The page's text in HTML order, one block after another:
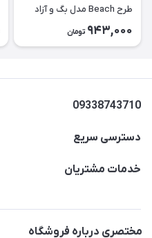
طرح Beach مدل بگ و آزاد
943,000 تومان
09338743710
دسترسی سریع
حساب کاربری
لیست محصولات
خدمات مشتریان
مختصری درباره فروشگاه